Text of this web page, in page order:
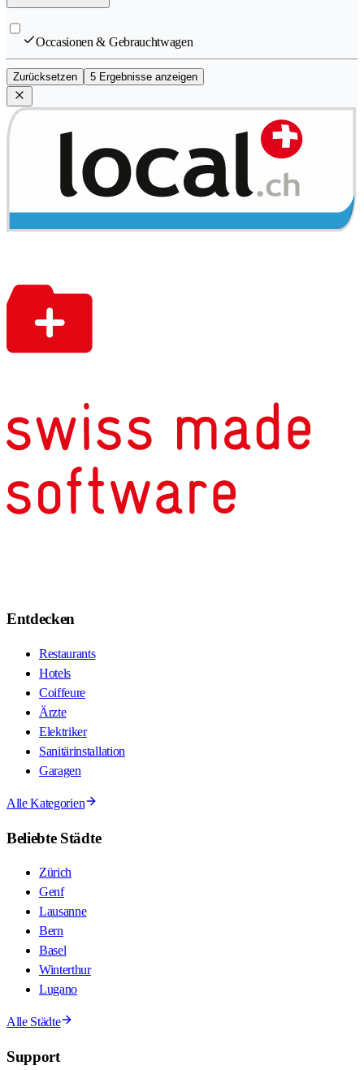
Occasionen & Gebrauchtwagen
Zurücksetzen 5 Ergebnisse anzeigen
Entdecken
Restaurants
Hotels
Coiffeure
Ärzte
Elektriker
Sanitärinstallation
Garagen
Alle Kategorien
Beliebte Städte
Zürich
Genf
Lausanne
Bern
Basel
Winterthur
Lugano
Alle Städte
Support